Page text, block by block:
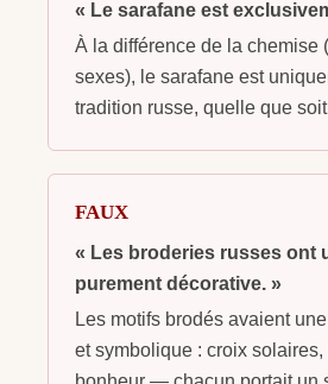
« Le sarafane est
À la différence de la chemise
sexes), le sarafane est
tradition russe, quelle que
FAUX
« Les broderies russes ont
purement décorative. »
Les motifs brodés avaient
et symbolique : croix